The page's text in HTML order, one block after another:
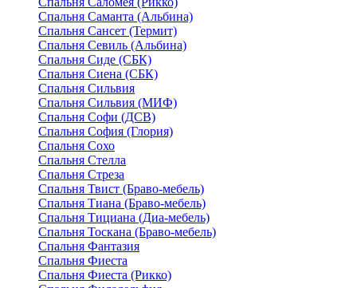
Спальня Саманта (Альбина)
Спальня Сансет (Термит)
Спальня Севиль (Альбина)
Спальня Сиде (СБК)
Спальня Сиена (СБК)
Спальня Сильвия
Спальня Сильвия (МИФ)
Спальня Софи (ДСВ)
Спальня София (Глория)
Спальня Сохо
Спальня Стелла
Спальня Стреза
Спальня Твист (Браво-мебель)
Спальня Тиана (Браво-мебель)
Спальня Тициана (Диа-мебель)
Спальня Тоскана (Браво-мебель)
Спальня Фантазия
Спальня Фиеста
Спальня Фиеста (Рикко)